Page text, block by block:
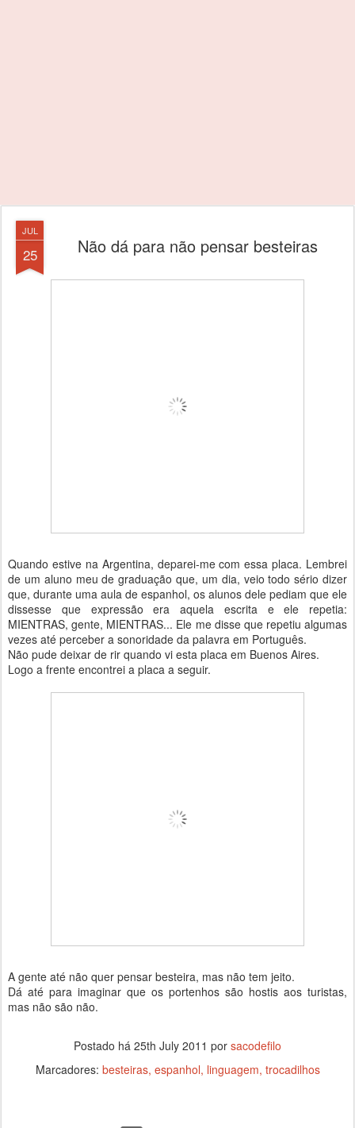
JUL
25 Não dá para não pensar besteiras
Quando estive na Argentina, deparei-me com essa placa. Lembrei
de um aluno meu de graduação que, um dia, veio todo sério dizer
que, durante uma aula de espanhol, os alunos dele pediam que ele
dissesse que expressão era aquela escrita e ele repetia:
MIENTRAS, gente, MIENTRAS... Ele me disse que repetiu algumas
vezes até perceber a sonoridade da palavra em Português.
Não pude deixar de rir quando vi esta placa em Buenos Aires.
Logo a frente encontrei a placa a seguir.
A gente até não quer pensar besteira, mas não tem jeito.
Dá até para imaginar que os portenhos são hostis aos turistas,
mas não são não.
Postado há 25th July 2011 por sacodefilo
Marcadores: besteiras espanhol linguagem trocadilhos